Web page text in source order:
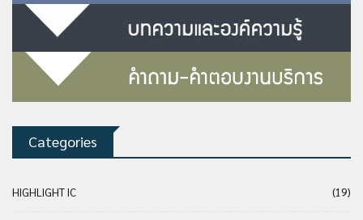
Categories
HIGHLIGHT IC (19)